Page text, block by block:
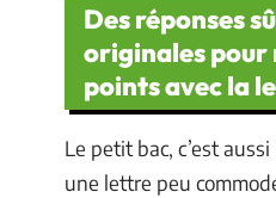
Des réponses
originales pour
points avec la
Le petit bac, c’est
une lettre peu